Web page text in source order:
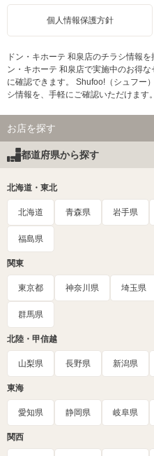
個人情報保護方針
ドン・キホーテ 和泉店のチラシ情報
ン・キホーテ 和泉店で実施中のお得
に確認できます。 Shufoo!（シュフー
シ情報を、手軽にご確認いただけます
お店を探す
都道府県から探す
北海道・東北
北海道 青森県 岩手県
福島県
関東
東京都 神奈川県 埼玉県
群馬県
北陸・甲信越
山梨県 長野県 新潟県
東海
愛知県 静岡県 岐阜県
関西